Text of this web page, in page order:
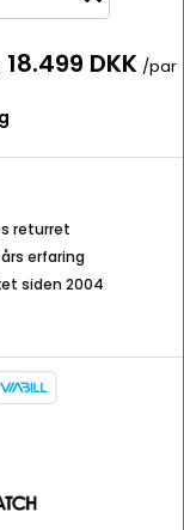
18.499 DKK /par
returret
erfaring
siden 2004